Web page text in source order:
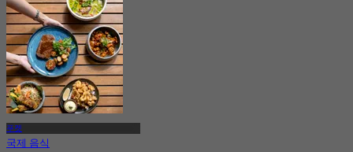
에서฿ 1,045
푸켓
국제 음식